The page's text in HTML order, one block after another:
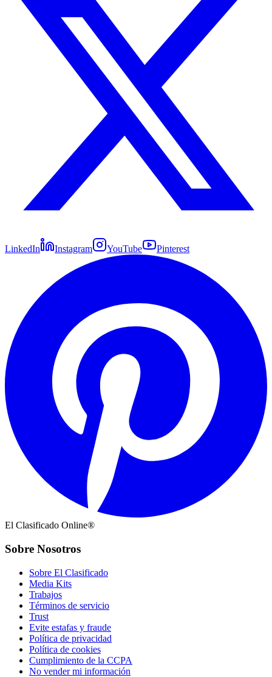
LinkedIn Instagram YouTube Pinterest
El Clasificado Online®
Sobre Nosotros
Sobre El Clasificado
Media Kits
Trabajos
Términos de servicio
Trust
Evite estafas y fraude
Política de privacidad
Política de cookies
Cumplimiento de la CCPA
No vender mi información